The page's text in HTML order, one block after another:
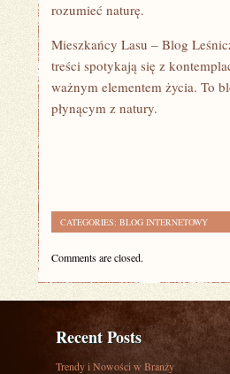
rozumieć naturę.
Mieszkańcy Lasu – Blog
treści spotykają się z
ważnym elementem życia. To
płynącym z natury.
CATEGORIES: BLOG INTERNETOWY
Comments are closed.
Recent Posts
Trendy i Nowości w Branży